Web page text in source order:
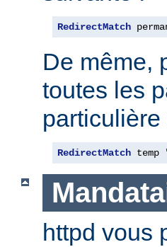
RedirectMatch
De même,
toutes les
RedirectMatch temp
httpd vous